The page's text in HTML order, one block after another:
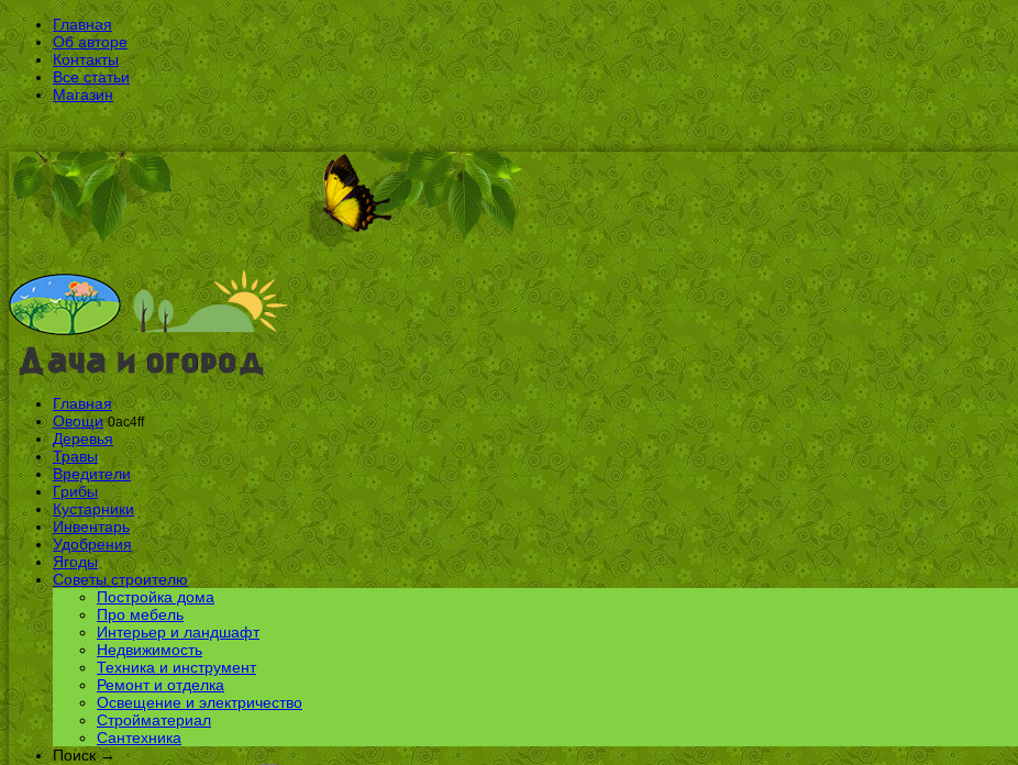
Главная
Об авторе
Контакты
Все статьи
Магазин
Главная
Овощи 0ac4ff
Деревья
Травы
Вредители
Грибы
Кустарники
Инвентарь
Удобрения
Ягоды
Советы строителю
Постройка дома
Про мебель
Интерьер и ландшафт
Недвижимость
Техника и инструмент
Ремонт и отделка
Освещение и электричество
Стройматериал
Сантехника
Поиск →